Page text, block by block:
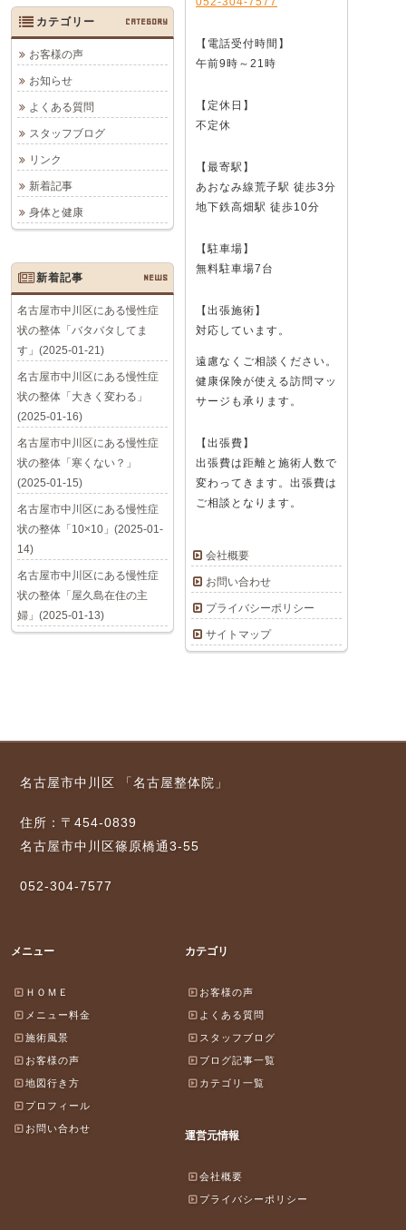
【電話受付時間】
午前9時～21時
【定休日】
不定休
【最寄駅】
あおなみ線荒子駅 徒歩3分
地下鉄高畑駅 徒歩10分
【駐車場】
無料駐車場7台
【出張施術】
対応しています。
遠慮なくご相談ください。
健康保険が使える訪問マッ
サージも承ります。
【出張費】
出張費は距離と施術人数で
変わってきます。出張費は
ご相談となります。
会社概要
お問い合わせ
プライバシーポリシー
サイトマップ
カテゴリー CATEGORY
お客様の声
お知らせ
よくある質問
スタッフブログ
リンク
新着記事
身体と健康
新着記事 NEWS
名古屋市中川区にある慢性症
状の整体「バタバタしてま
す」(2025-01-21)
名古屋市中川区にある慢性症
状の整体「大きく変わる」
(2025-01-16)
名古屋市中川区にある慢性症
状の整体「寒くない？」
(2025-01-15)
名古屋市中川区にある慢性症
状の整体「10×10」(2025-01-
14)
名古屋市中川区にある慢性症
状の整体「屋久島在住の主
婦」(2025-01-13)
名古屋市中川区 「名古屋整体院」
住所：〒454-0839
名古屋市中川区篠原橋通3-55
052-304-7577
メニュー
ＨＯＭＥ
メニュー料金
施術風景
お客様の声
地図行き方
プロフィール
お問い合わせ
カテゴリ
お客様の声
よくある質問
スタッフブログ
ブログ記事一覧
カテゴリ一覧
運営元情報
会社概要
プライバシーポリシー